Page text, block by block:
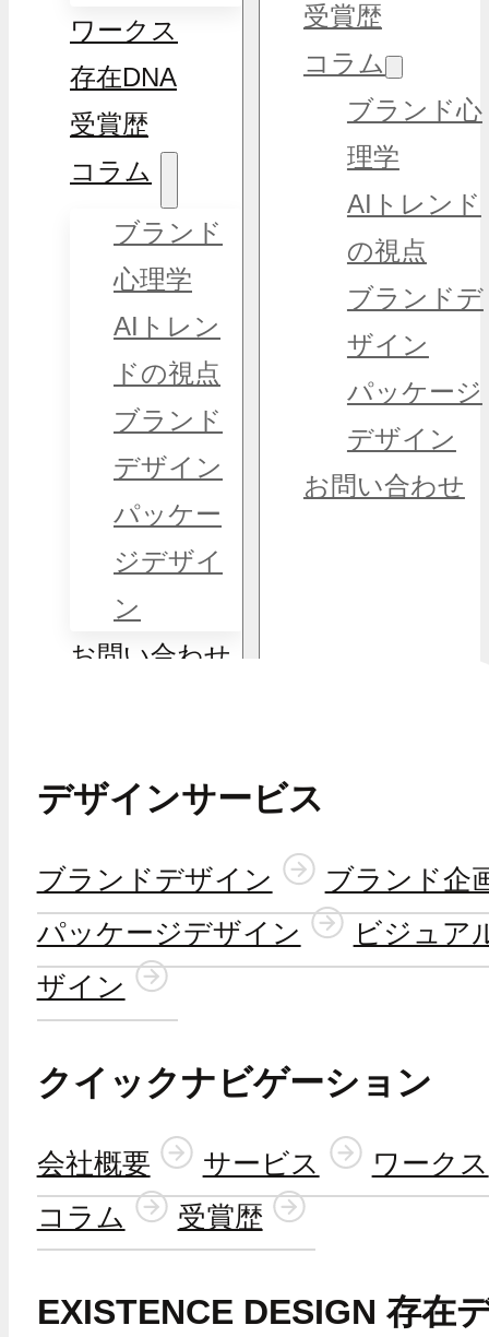
ワークス
存在DNA
受賞歴
コラム
ブランド
心理学
AIトレン
ドの視点
ブランド
デザイン
パッケー
ジデザイ
ン
お問い合わせ
受賞歴
コラム
ブランド心
理学
AIトレンド
の視点
ブランドデ
ザイン
パッケージ
デザイン
お問い合わせ
デザインサービス
ブランドデザイン
ブランド企
パッケージデザイン
ビジュア
ザイン
クイックナビゲーション
会社概要 サービス
ワークス
コラム
受賞歴
EXISTENCE DESIGN 存在